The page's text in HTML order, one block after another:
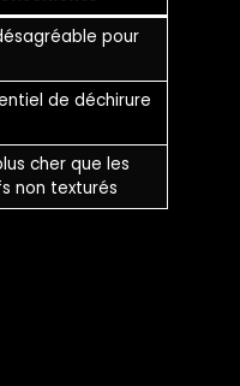
pour
de déchirure
cher que les
non texturés